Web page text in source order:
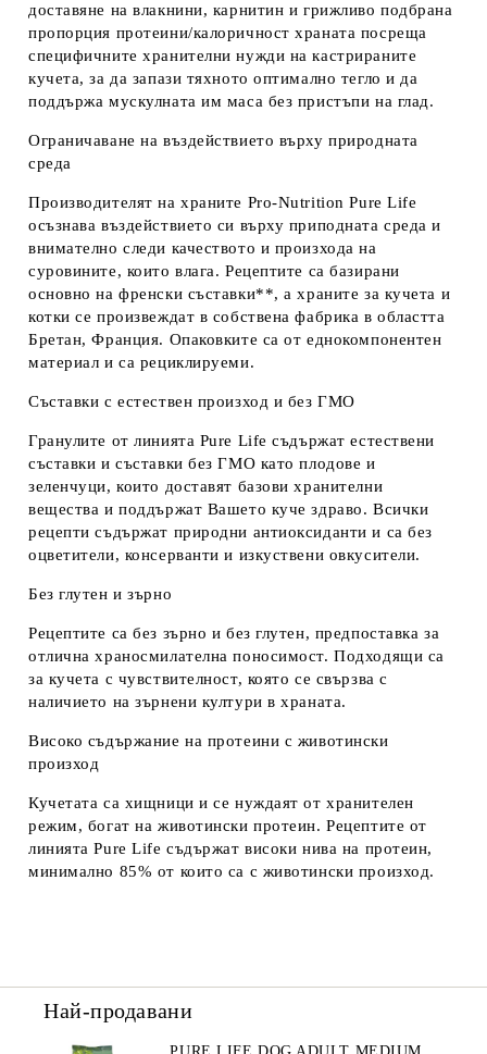
доставяне на влакнини, карнитин и грижливо подбрана
пропорция протеини/калоричност храната посреща
специфичните хранителни нужди на кастрираните
кучета, за да запази тяхното оптимално тегло и да
поддържа мускулната им маса без пристъпи на глад.
Ограничаване на въздействието върху природната
среда
Производителят на храните Pro-Nutrition Pure Life
осъзнава въздействието си върху приподната среда и
внимателно следи качеството и произхода на
суровините, които влага. Рецептите са базирани
основно на френски съставки**, а храните за кучета и
котки се произвеждат в собствена фабрика в областта
Бретан, Франция. Опаковките са от еднокомпонентен
материал и са рециклируеми.
Съставки с естествен произход и без ГМО
Гранулите от линията Pure Life съдържат естествени
съставки и съставки без ГМО като плодове и
зеленчуци, които доставят базови хранителни
вещества и поддържат Вашето куче здраво. Всички
рецепти съдържат природни антиоксиданти и са без
оцветители, консерванти и изкуствени овкусители.
Без глутен и зърно
Рецептите са без зърно и без глутен, предпоставка за
отлична храносмилателна поносимост. Подходящи са
за кучета с чувствителност, която се свързва с
наличието на зърнени култури в храната.
Високо съдържание на протеини с животински
произход
Кучетата са хищници и се нуждаят от хранителен
режим, богат на животински протеин. Рецептите от
линията Pure Life съдържат високи нива на протеин,
минимално 85% от които са с животински произход.
Най-продавани